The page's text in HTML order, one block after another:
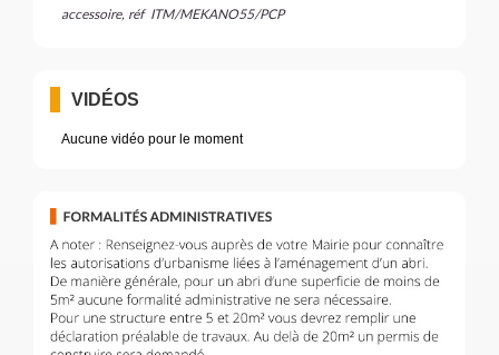
accessoire, réf ITM/MEKANO55/PCP
VIDÉOS
Aucune vidéo pour le moment